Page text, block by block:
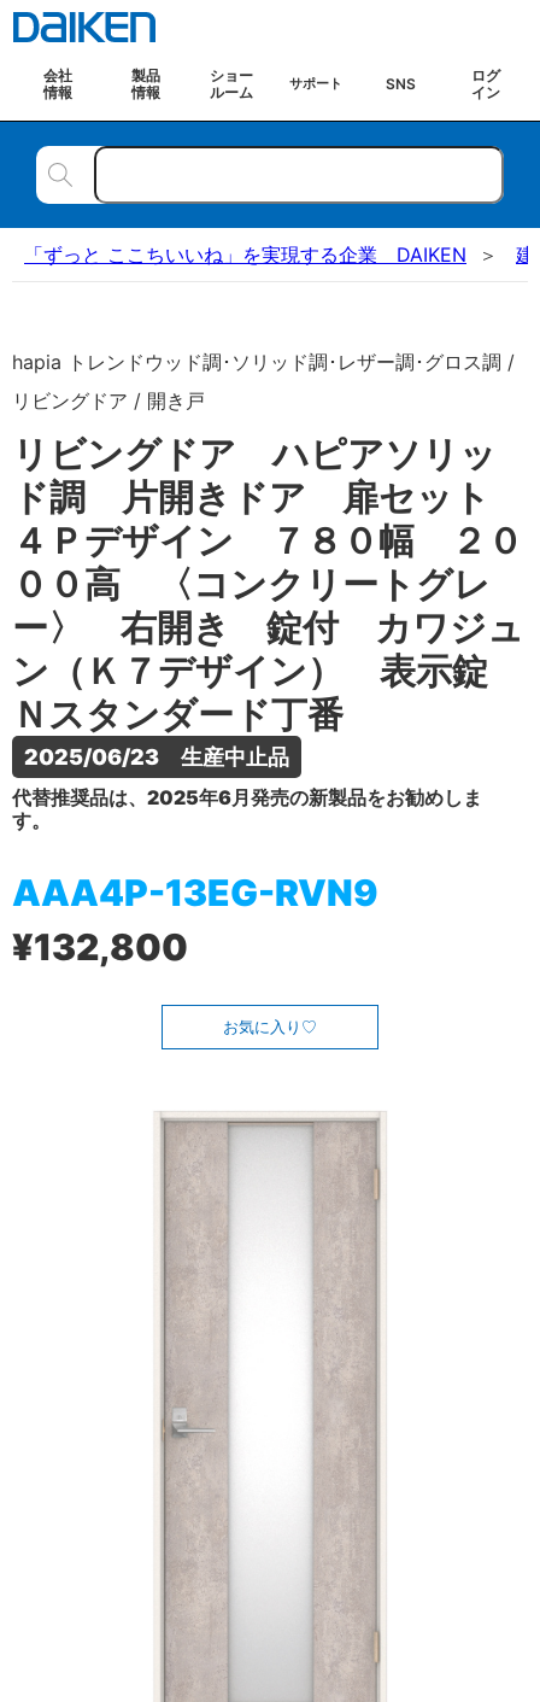
会社
情報
製品
情報
ショー
ルーム
サポート SNS
ログ
イン
「ずっと ここちいいね」を実現する企業 DAIKEN 建
hapia トレンドウッド調･ソリッド調･レザー調･グロス調 /
リビングドア / 開き戸
リビングドア ハピアソリッ
ド調 片開きドア 扉セット
４Ｐデザイン ７８０幅 ２０
００高 〈コンクリートグレ
ー〉 右開き 錠付 カワジュ
ン（Ｋ７デザイン） 表示錠
Ｎスタンダード丁番
2025/06/23　生産中止品
代替推奨品は、2025年6月発売の新製品をお勧めしま
す。
AAA4P-13EG-RVN9
¥132,800
お気に入り